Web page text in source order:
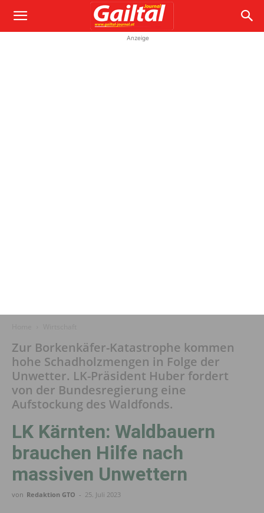
Anzeige
Zur Borkenkäfer-Katastrophe kommen
hohe Schadholzmengen in Folge der
Unwetter. LK-Präsident Huber fordert
von der Bundesregierung eine
Aufstockung des Waldfonds.
LK Kärnten: Waldbauern
brauchen Hilfe nach
massiven Unwettern
von Redaktion GTO - 25. Juli 2023